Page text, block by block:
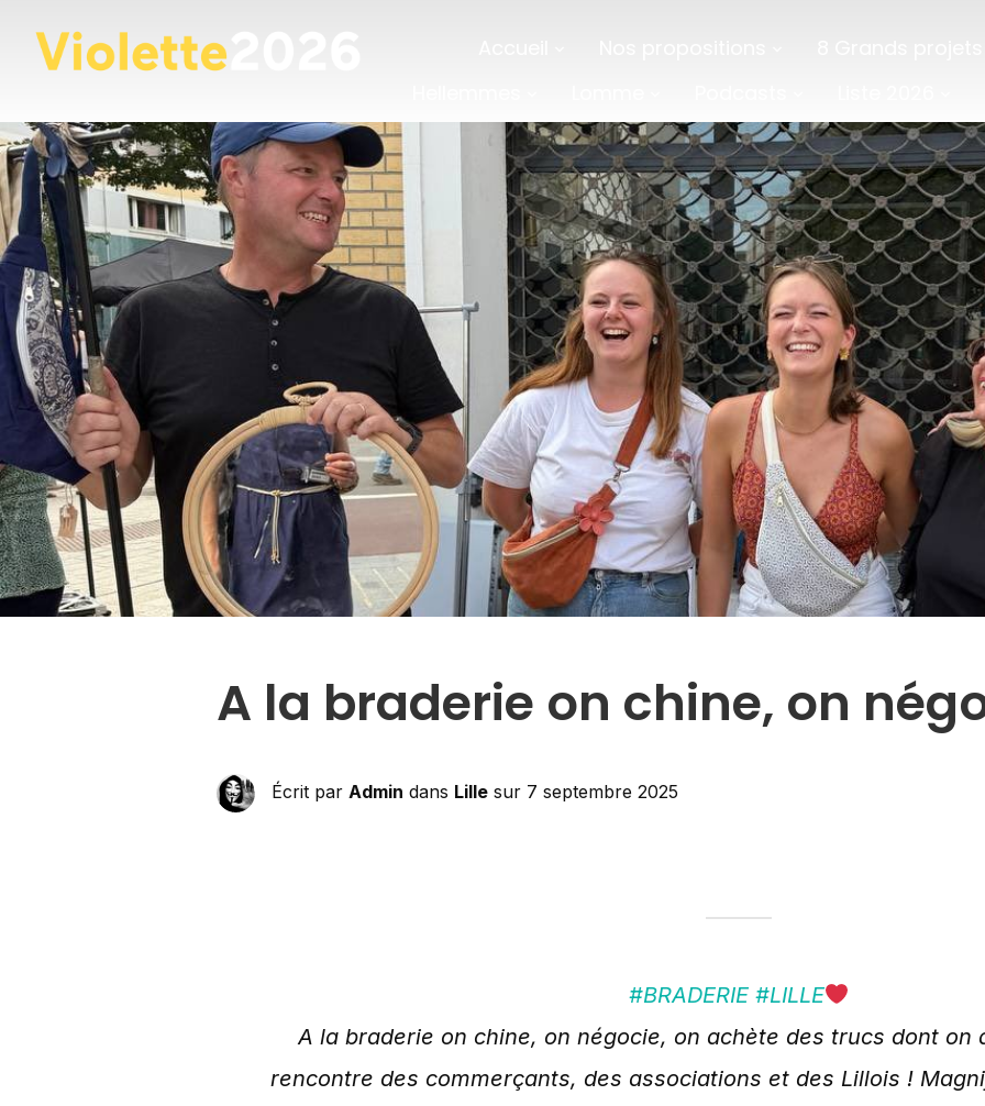
A la braderie on chine, on
Écrit par Admin dans Lille sur 7 septembre 2025
#BRADERIE #LILLE
A la braderie on chine, on négocie, on achète des trucs dont on
rencontre des commerçants, des associations et des Lillois !